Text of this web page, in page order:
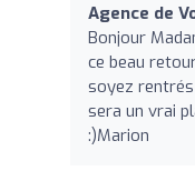
Agence de
Bonjour
ce beau
soyez
sera un vrai
:)Marion